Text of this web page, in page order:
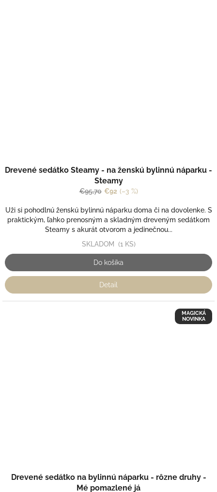
Drevené sedátko Steamy - na ženskú bylinnú náparku -
Steamy
€95,70 €92 (–3 %)
Uži si pohodlnú ženskú bylinnú náparku doma či na dovolenke. S
praktickým, ľahko prenosným a skladným dreveným sedátkom
Steamy s akurát otvorom a jedinečnou...
SKLADOM (1 KS)
Do košíka
Detail
MAGICKÁ
NOVINKA
Drevené sedátko na bylinnú náparku - rôzne druhy -
Mé pomazlené já